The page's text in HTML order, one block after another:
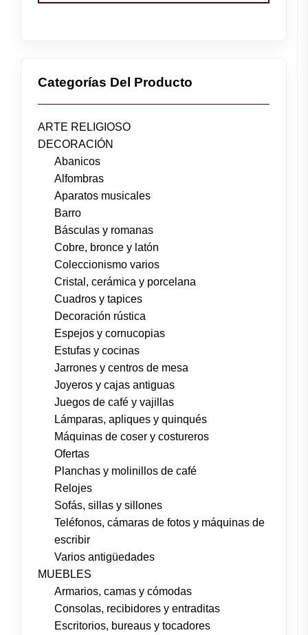
Categorías Del Producto
ARTE RELIGIOSO
DECORACIÓN
Abanicos
Alfombras
Aparatos musicales
Barro
Básculas y romanas
Cobre, bronce y latón
Coleccionismo varios
Cristal, cerámica y porcelana
Cuadros y tapices
Decoración rústica
Espejos y cornucopias
Estufas y cocinas
Jarrones y centros de mesa
Joyeros y cajas antiguas
Juegos de café y vajillas
Lámparas, apliques y quinqués
Máquinas de coser y costureros
Ofertas
Planchas y molinillos de café
Relojes
Sofás, sillas y sillones
Teléfonos, cámaras de fotos y máquinas de
escribir
Varios antigüedades
MUEBLES
Armarios, camas y cómodas
Consolas, recibidores y entraditas
Escritorios, bureaus y tocadores